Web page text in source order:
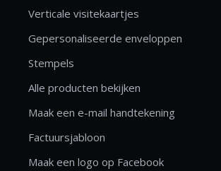
Verticale visitekaartjes
Gepersonaliseerde enveloppen
Stempels
Alle producten bekijken
Maak een e-mail handtekening
Factuursjabloon
Maak een logo op Facebook